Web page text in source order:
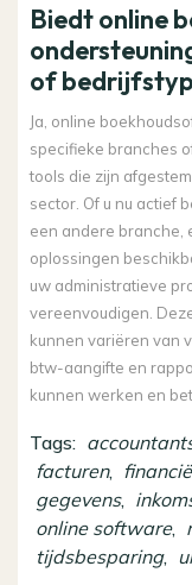
Biedt online
of
Ja, online
specifieke branches
tools die zijn
sector. Of u nu actief
een andere branche,
oplossingen
uw administratieve
vereenvoudigen.
kunnen variëren van
btw-aangifte en
kunnen werken en
Tags:
facturen,
gegevens,
online software,
tijdsbesparing,